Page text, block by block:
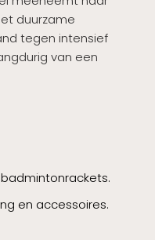
duurzame
tegen intensief
van een
en accessoires.